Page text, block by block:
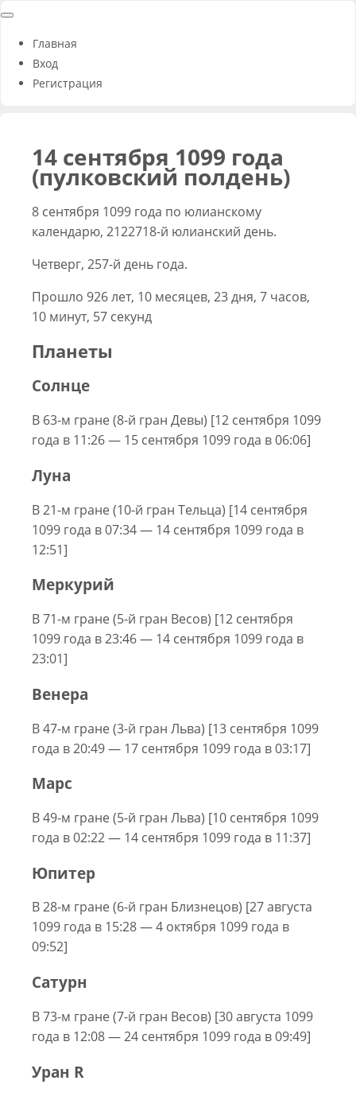
Главная
Вход
Регистрация
14 сентября 1099 года
(пулковский полдень)
8 сентября 1099 года по юлианскому
календарю, 2122718-й юлианский день.
Четверг, 257-й день года.
Прошло 926 лет, 10 месяцев, 23 дня, 7 часов,
10 минут, 57 секунд
Планеты
Солнце
В 63-м гране (8-й гран Девы) [12 сентября 1099
года в 11:26 — 15 сентября 1099 года в 06:06]
Луна
В 21-м гране (10-й гран Тельца) [14 сентября
1099 года в 07:34 — 14 сентября 1099 года в
12:51]
Меркурий
В 71-м гране (5-й гран Весов) [12 сентября
1099 года в 23:46 — 14 сентября 1099 года в
23:01]
Венера
В 47-м гране (3-й гран Льва) [13 сентября 1099
года в 20:49 — 17 сентября 1099 года в 03:17]
Марс
В 49-м гране (5-й гран Льва) [10 сентября 1099
года в 02:22 — 14 сентября 1099 года в 11:37]
Юпитер
В 28-м гране (6-й гран Близнецов) [27 августа
1099 года в 15:28 — 4 октября 1099 года в
09:52]
Сатурн
В 73-м гране (7-й гран Весов) [30 августа 1099
года в 12:08 — 24 сентября 1099 года в 09:49]
Уран R